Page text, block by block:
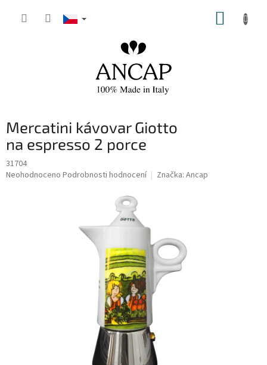
Mercatini kávovar Giotto
na espresso 2 porce
31704
Průměrné
Neohodnoceno Podrobnosti hodnocení Značka: Ancap